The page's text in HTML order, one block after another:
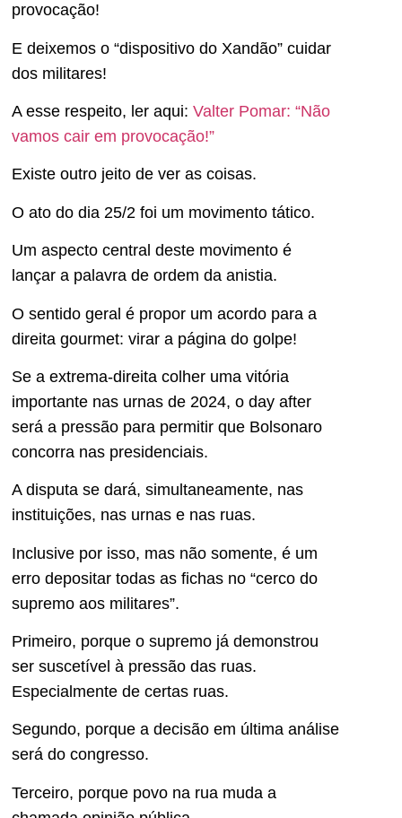
provocação!
E deixemos o “dispositivo do Xandão” cuidar
dos militares!
A esse respeito, ler aqui: Valter Pomar: “Não
vamos cair em provocação!”
Existe outro jeito de ver as coisas.
O ato do dia 25/2 foi um movimento tático.
Um aspecto central deste movimento é
lançar a palavra de ordem da anistia.
O sentido geral é propor um acordo para a
direita gourmet: virar a página do golpe!
Se a extrema-direita colher uma vitória
importante nas urnas de 2024, o day after
será a pressão para permitir que Bolsonaro
concorra nas presidenciais.
A disputa se dará, simultaneamente, nas
instituições, nas urnas e nas ruas.
Inclusive por isso, mas não somente, é um
erro depositar todas as fichas no “cerco do
supremo aos militares”.
Primeiro, porque o supremo já demonstrou
ser suscetível à pressão das ruas.
Especialmente de certas ruas.
Segundo, porque a decisão em última análise
será do congresso.
Terceiro, porque povo na rua muda a